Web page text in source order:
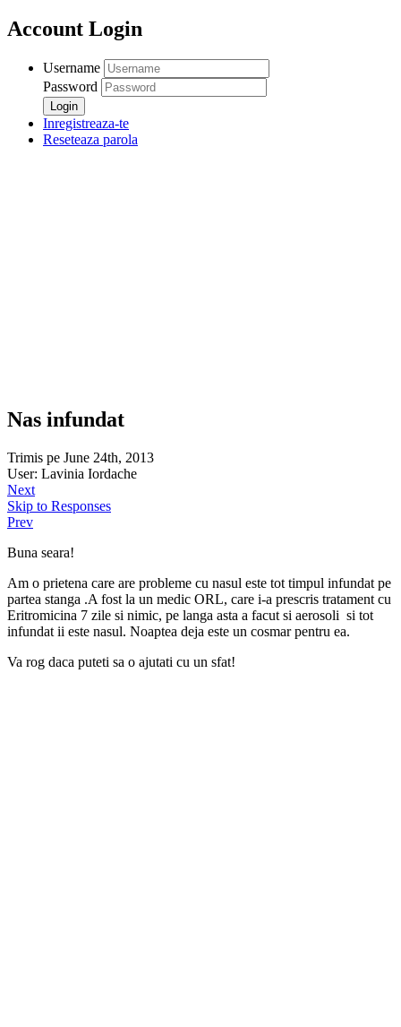
Account Login
Username
Password
Inregistreaza-te
Reseteaza parola
Nas infundat
Trimis pe June 24th, 2013
User: Lavinia Iordache
Next
Skip to Responses
Prev
Buna seara!
Am o prietena care are probleme cu nasul este tot timpul infundat pe
partea stanga .A fost la un medic ORL, care i-a prescris tratament cu
Eritromicina 7 zile si nimic, pe langa asta a facut si aerosoli si tot
infundat ii este nasul. Noaptea deja este un cosmar pentru ea.
Va rog daca puteti sa o ajutati cu un sfat!